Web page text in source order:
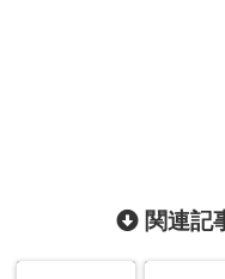
関連記